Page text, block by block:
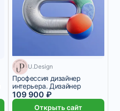
4 000 ₽/мес
U.Design
Профессия дизайнер
интерьера. Дизайнер
109 900 ₽
Открыть сайт